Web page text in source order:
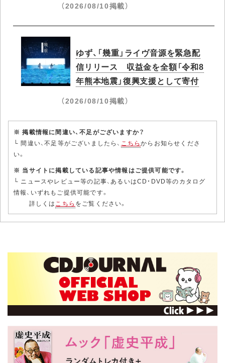
（2026/08/10掲載）
ゆず、「幾重」ライヴ音源を緊急配
信リリース 収益金を全額「令和8
年熊本地震」復興支援として寄付
（2026/08/10掲載）
※ 掲載情報に間違い、不足がございますか？
└ 間違い、不足等がございましたら、 こちらからお知らせくださ
い。
※ 当サイトに掲載している記事や情報はご提供可能です。
└ ニュースやレビュー等の記事、あるいはCD・DVD等のカタログ
情報、いずれもご提供可能です。
詳しくはこちら をご覧ください。